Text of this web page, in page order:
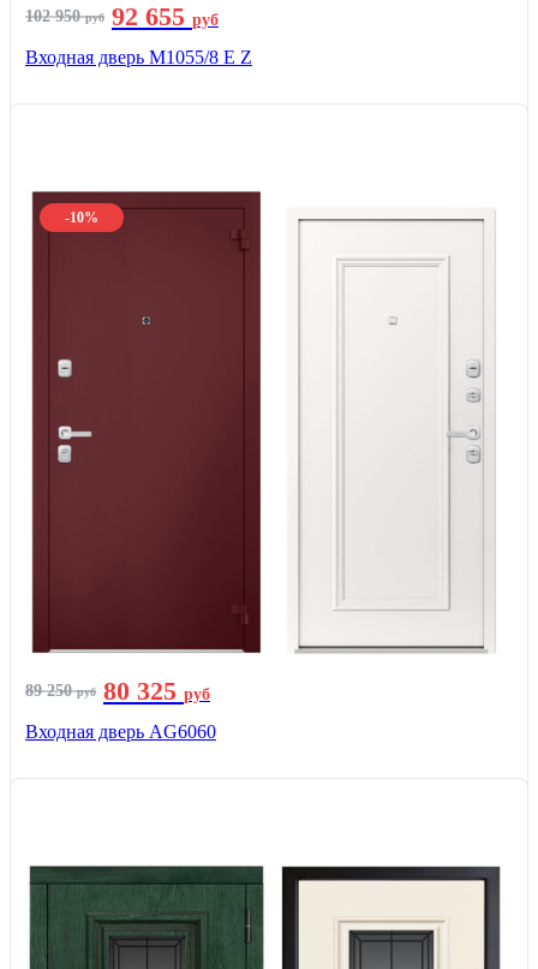
102 950руб 92 655 руб
Входная дверь М1055/8 Е Z
-10%
89 250руб 80 325 руб
Входная дверь AG6060